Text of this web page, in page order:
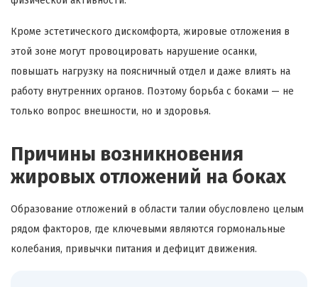
Кроме эстетического дискомфорта, жировые отложения в
этой зоне могут провоцировать нарушение осанки,
повышать нагрузку на поясничный отдел и даже влиять на
работу внутренних органов. Поэтому борьба с боками — не
только вопрос внешности, но и здоровья.
Причины возникновения
жировых отложений на боках
Образование отложений в области талии обусловлено целым
рядом факторов, где ключевыми являются гормональные
колебания, привычки питания и дефицит движения.